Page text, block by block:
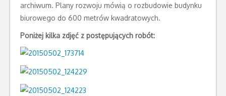
archiwum. Plany rozwoju mówią o rozbudowie budynku
biurowego do 600 metrów kwadratowych.
Poniżej kilka zdjęć z postępujących robót: